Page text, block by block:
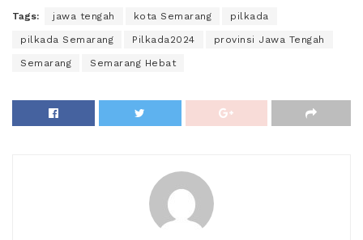
Tags: jawa tengah kota Semarang pilkada
pilkada Semarang Pilkada2024 provinsi Jawa Tengah
Semarang Semarang Hebat